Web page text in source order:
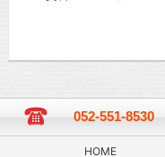
052-551-8530
HOME